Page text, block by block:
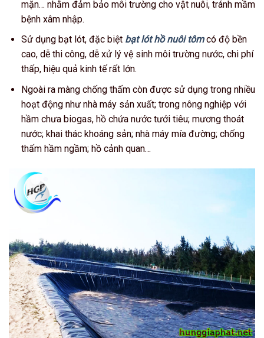
mặn… nhằm đảm bảo môi trường cho vật nuôi, tránh mầm
bệnh xâm nhập.
Sử dụng bạt lót, đặc biệtbạt lót hồ nuôi tômcó độ bền
cao, dễ thi công, dễ xử lý vệ sinh môi trường nước, chi phí
thấp, hiệu quả kinh tế rất lớn.
Ngoài ra màng chống thấm còn được sử dụng trong nhiều
hoạt động như nhà máy sản xuất; trong nông nghiệp với
hầm chưa biogas, hồ chứa nước tưới tiêu; mương thoát
nước; khai thác khoáng sản; nhà máy mía đường; chống
thấm hầm ngầm; hồ cảnh quan…